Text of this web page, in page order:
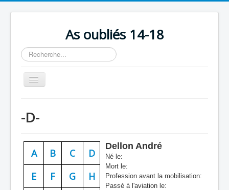
As oubliés 14-18
Rechercher
Basculer
la
Chronologie
Escadrilles
Organisation
Avions
-D-
A B C
D
E
F G
H
Dellon André
Né le:
Mort le:
Profession avant la mobilisation:
Passé à l'aviation le: